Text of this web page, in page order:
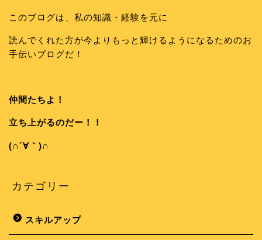
このブログは、私の知識・経験を元に
読んでくれた方が今よりもっと輝けるようになるためのお
手伝いブログだ！
仲間たちよ！
立ち上がるのだー！！
(∩´∀｀)∩
カテゴリー
スキルアップ